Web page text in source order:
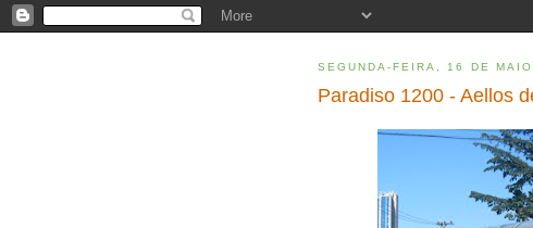
SEGUNDA-FEIRA, 16 DE
Paradiso 1200 - Aellos